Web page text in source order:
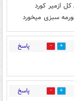
ازمیر کورد
سبزی میخورد
7 پاسخ
0 پاسخ